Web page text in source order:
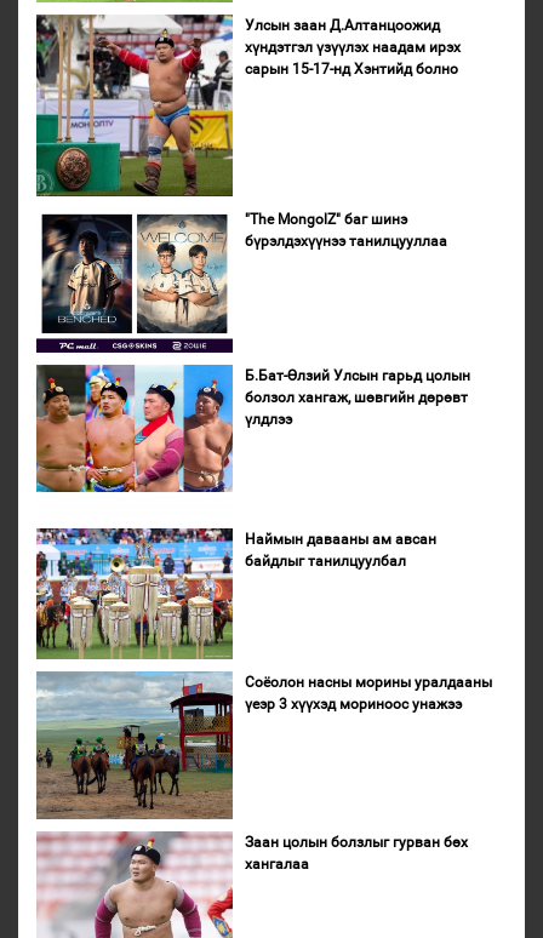
Улсын заан Д.Алтанцоожид
хүндэтгэл үзүүлэх наадам ирэх
сарын 15-17-нд Хэнтийд болно
"The MongolZ" баг шинэ
бүрэлдэхүүнээ танилцууллаа
Б.Бат-Өлзий Улсын гарьд цолын
болзол хангаж, шөвгийн дөрөвт
үлдлээ
Наймын давааны ам авсан
байдлыг танилцуулбал
Соёолон насны морины уралдааны
үеэр 3 хүүхэд мориноос унажээ
Заан цолын болзлыг гурван бөх
хангалаа